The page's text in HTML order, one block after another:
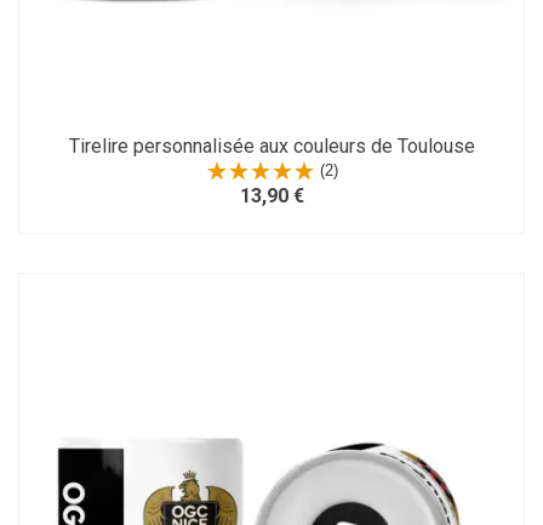
Tirelire personnalisée aux couleurs de Toulouse
(2)
13,90 €